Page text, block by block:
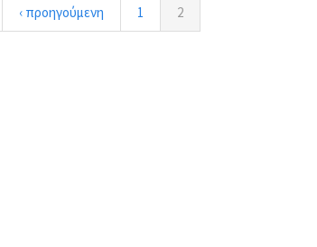
‹ προηγούμενη 1 2